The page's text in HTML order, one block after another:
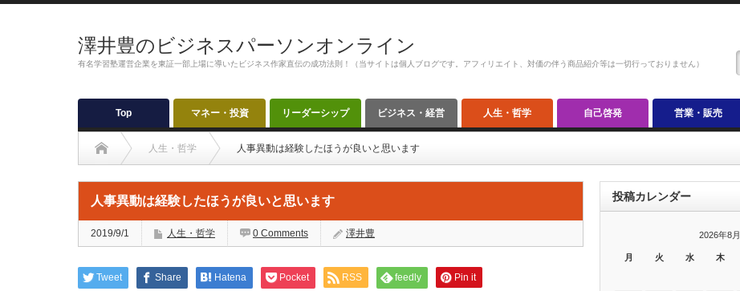
澤井豊のビジネスパーソンオンライン
有名学習塾運営企業を東証一部上場に導いたビジネス作家直伝の成功法則！（当サイトは個人ブログです。アフィリエイト、対価の伴う商品紹介等は一切行っておりません）
Top マネー・投資 リーダーシップ ビジネス・経営 人生・哲学 自己啓発 営業・販売
人生・哲学 人事異動は経験したほうが良いと思います
人事異動は経験したほうが良いと思います
2019/9/1 人生・哲学 0 Comments 澤井豊
Tweet Share Hatena Pocket RSS feedly Pin it
投稿カレンダー
2026年8月
月 火 水 木